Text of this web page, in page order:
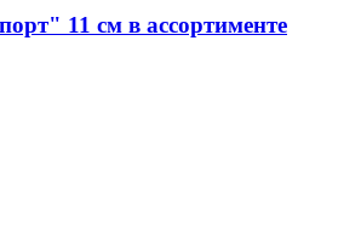
11 см в ассортименте